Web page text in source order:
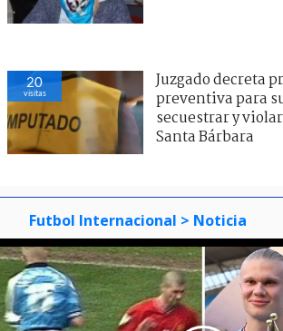
20
visitas
Juzgado decreta
preventiva para
secuestrar y
Santa Bárbara
Futbol Internacional > Noticia